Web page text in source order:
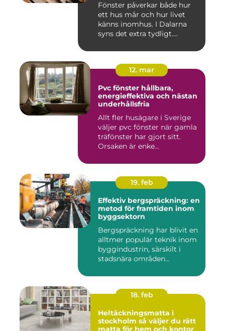
Fönster påverkar både hur
ett hus mår och hur livet
känns inomhus. I Dalarna
syns det extra tydligt....
12. mar
Pvc fönster hållbara,
energieffektiva och nästan
underhållsfria
Allt fler husägare i Sverige
väljer pvc fönster när gamla
träfönster har gjort sitt.
Orsaken är enke...
19. feb
Effektiv bergspräckning: en
metod för framtiden inom
byggsektorn
Bergspräckning har blivit en
alltmer populär teknik inom
byggindustrin, särskilt i
stadsnära områden...
18. feb
Heltäckningsmatta i
stockholm så väljer du rätt
matta för hem och kontor